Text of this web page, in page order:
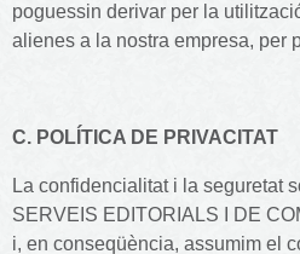
poguessin derivar per la
alienes a la nostra empresa, per
C. POLÍTICA DE PRIVACITAT
La confidencialitat i la seguretat
SERVEIS EDITORIALS I DE
i, en conseqüència, assumim el